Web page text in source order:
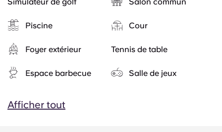
Piscine Cour
Foyer extérieur Tennis de table
Espace barbecue Salle de jeux
Afficher tout